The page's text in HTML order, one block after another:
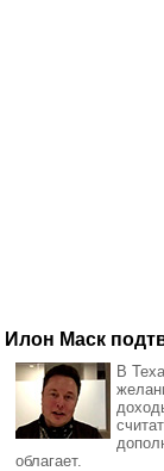
Илон Маск
В
облагает.